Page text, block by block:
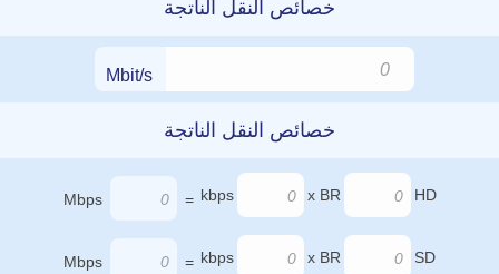
خصائص النقل الناتجة
Mbit/s
خصائص النقل الناتجة
HD
x BR
kbps
=
Mbps
SD
x BR
kbps
=
Mbps